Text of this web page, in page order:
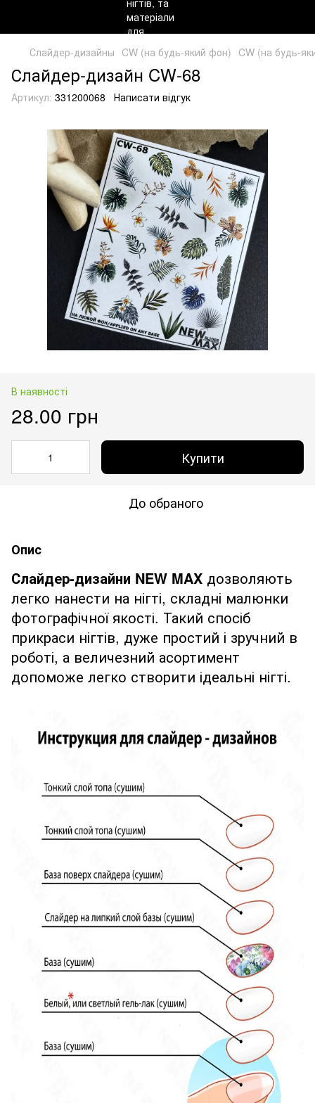
Слайдер-дизайны CW (на будь-який фон) CW (на будь-
Слайдер-дизайн CW-68
Артикул: 331200068 Написати відгук
В наявності
28.00 грн
Купити
До обраного
Опис
Слайдер-дизайни NEW MAX дозволяють
легко нанести на нігті, складні малюнки
фотографічної якості. Такий спосіб
прикраси нігтів, дуже простий і зручний в
роботі, а величезний асортимент
допоможе легко створити ідеальні нігті.